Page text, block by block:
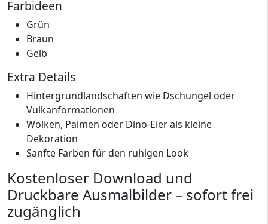
Farbideen
Grün
Braun
Gelb
Extra Details
Hintergrundlandschaften wie Dschungel oder
Vulkanformationen
Wolken, Palmen oder Dino-Eier als kleine
Dekoration
Sanfte Farben für den ruhigen Look
Kostenloser Download und
Druckbare Ausmalbilder – sofort frei
zugänglich